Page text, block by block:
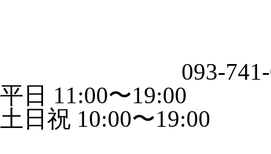
093-
平日 11:00〜19:00
土日祝 10:00〜19:00